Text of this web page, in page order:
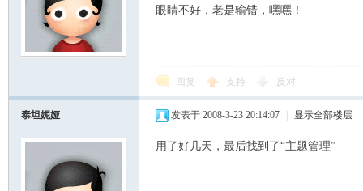
眼睛不好，老是输错，嘿嘿！
回复 支持 反对
泰坦妮娅 发表于 2008-3-23 20:14:07 显示全部楼层
用了好几天，最后找到了“主题管理”